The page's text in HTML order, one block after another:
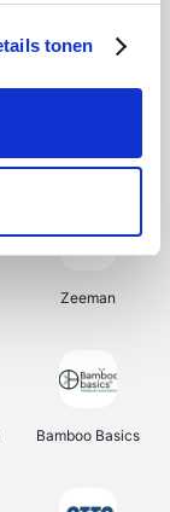
tonen
Tennis Point
Zeeman
Bamboo Basics